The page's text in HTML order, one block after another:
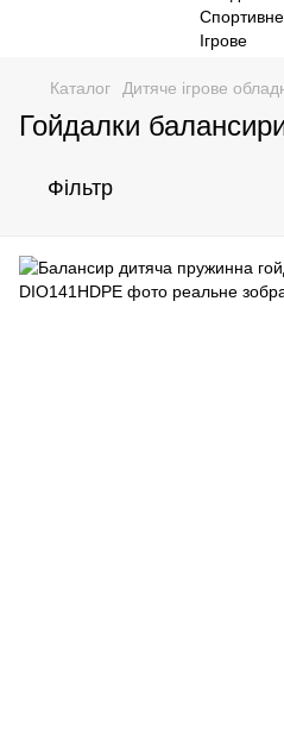
Каталог Дитяче ігрове
Гойдалки
Фільтр